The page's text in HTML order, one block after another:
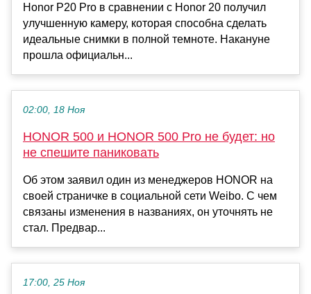
Honor P20 Pro в сравнении с Honor 20 получил
улучшенную камеру, которая способна сделать
идеальные снимки в полной темноте. Накануне
прошла официальн...
02:00, 18 Ноя
HONOR 500 и HONOR 500 Pro не будет: но
не спешите паниковать
Об этом заявил один из менеджеров HONOR на
своей страничке в социальной сети Weibo. С чем
связаны изменения в названиях, он уточнять не
стал. Предвар...
17:00, 25 Ноя